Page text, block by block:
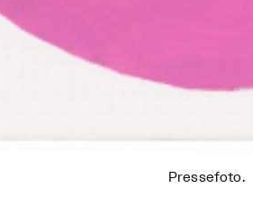
Pressefoto.